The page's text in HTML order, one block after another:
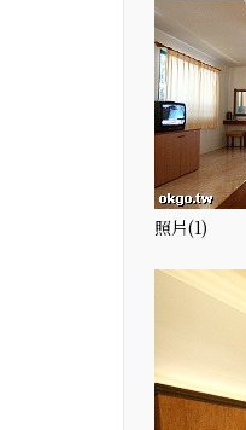
照片(1)